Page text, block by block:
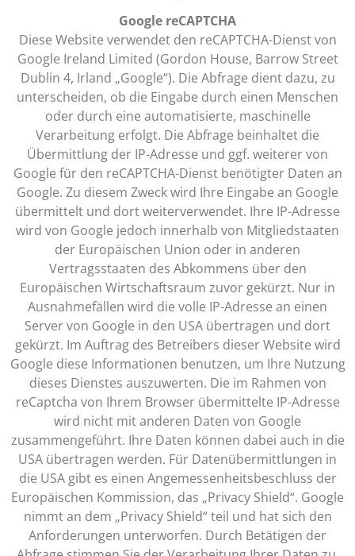
Google reCAPTCHA
Diese Website verwendet den reCAPTCHA-Dienst von
Google Ireland Limited (Gordon House, Barrow Street
Dublin 4, Irland „Google“). Die Abfrage dient dazu, zu
unterscheiden, ob die Eingabe durch einen Menschen
oder durch eine automatisierte, maschinelle
Verarbeitung erfolgt. Die Abfrage beinhaltet die
Übermittlung der IP-Adresse und ggf. weiterer von
Google für den reCAPTCHA-Dienst benötigter Daten an
Google. Zu diesem Zweck wird Ihre Eingabe an Google
übermittelt und dort weiterverwendet. Ihre IP-Adresse
wird von Google jedoch innerhalb von Mitgliedstaaten
der Europäischen Union oder in anderen
Vertragsstaaten des Abkommens über den
Europäischen Wirtschaftsraum zuvor gekürzt. Nur in
Ausnahmefällen wird die volle IP-Adresse an einen
Server von Google in den USA übertragen und dort
gekürzt. Im Auftrag des Betreibers dieser Website wird
Google diese Informationen benutzen, um Ihre Nutzung
dieses Dienstes auszuwerten. Die im Rahmen von
reCaptcha von Ihrem Browser übermittelte IP-Adresse
wird nicht mit anderen Daten von Google
zusammengeführt. Ihre Daten können dabei auch in die
USA übertragen werden. Für Datenübermittlungen in
die USA gibt es einen Angemessenheitsbeschluss der
Europäischen Kommission, das „Privacy Shield“. Google
nimmt an dem „Privacy Shield“ teil und hat sich den
Anforderungen unterworfen. Durch Betätigen der